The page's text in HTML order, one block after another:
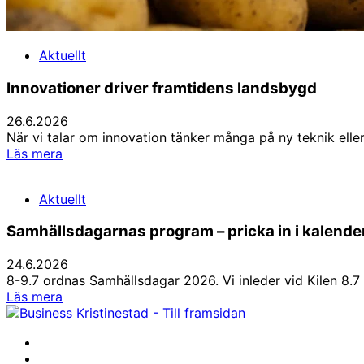
Aktuellt
Innovationer driver framtidens landsbygd
26.6.2026
När vi talar om innovation tänker många på ny teknik
Läs mera
landsbygd
Aktuellt
Samhällsdagarnas program – pricka in i
24.6.2026
8-9.7 ordnas Samhällsdagar 2026. Vi inleder vid Kilen
Läs mera
program